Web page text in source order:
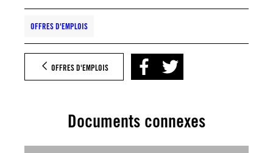
OFFRES D'EMPLOIS
OFFRES D'EMPLOIS
Documents connexes